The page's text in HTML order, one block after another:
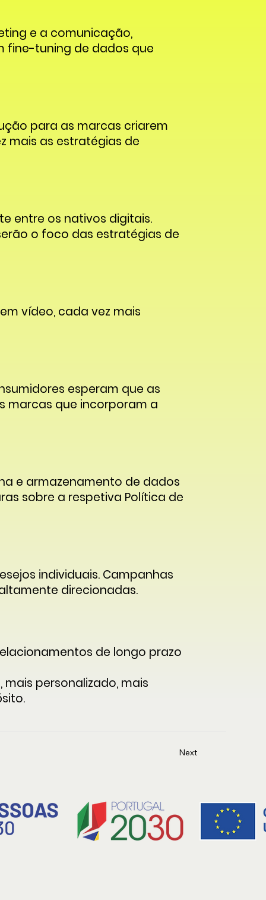
e a comunicação,
fine-tuning de dados que
para as marcas criarem
mais as estratégias de
entre os nativos digitais.
o foco das estratégias de
vídeo, cada vez mais
esperam que as
marcas que incorporam a
e armazenamento de dados
sobre a respetiva Política de
individuais. Campanhas
direcionadas.
de longo prazo
personalizado, mais
Next